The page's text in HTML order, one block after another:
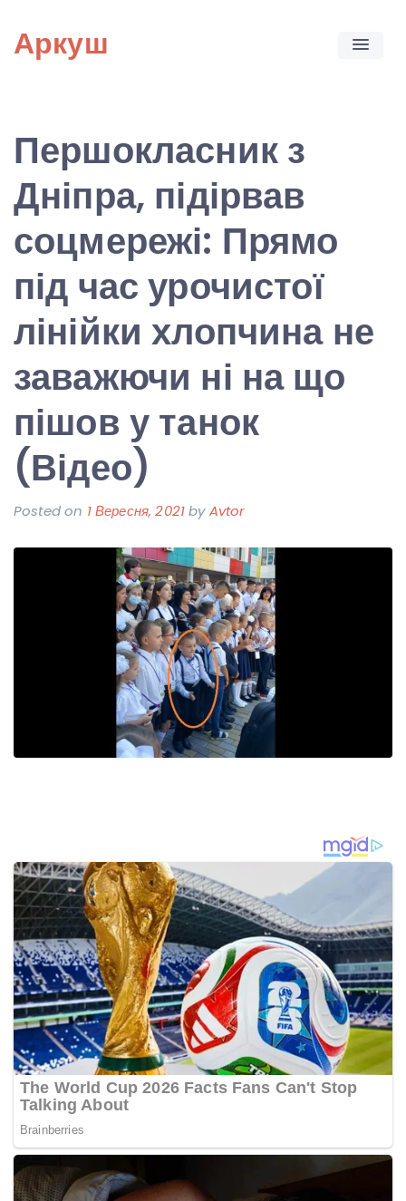
content
Аркуш
Першокласник з
Дніпра, підірвав
соцмережі: Прямо
під час урочистої
лінійки хлопчина не
заважючи ні на що
пішов у танок
(Відео)
Posted on 1 Вересня, 2021byAvtor